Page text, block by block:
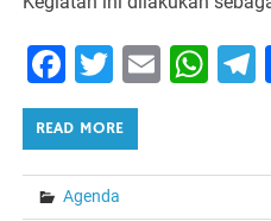
Facebook
Twitter
Email
READ MORE
Agenda